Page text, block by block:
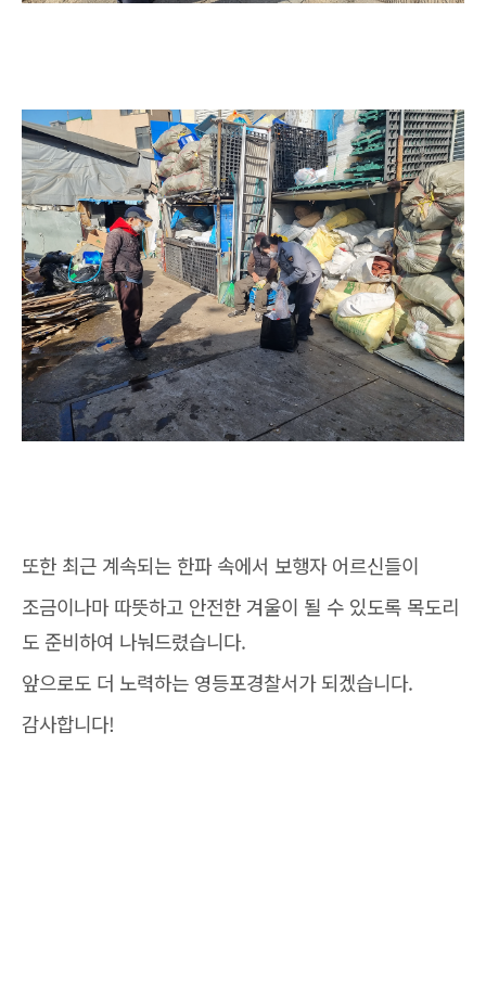
또한 최근 계속되는 한파 속에서 보행자 어르신들이
조금이나마 따뜻하고 안전한 겨울이 될 수 있도록 목도리
도 준비하여 나눠드렸습니다.
앞으로도 더 노력하는 영등포경찰서가 되겠습니다.
감사합니다!